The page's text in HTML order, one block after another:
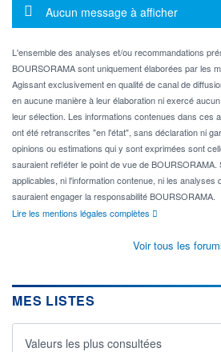
Message d'information
Aucun message à afficher
L'ensemble des analyses et/ou recommandations
BOURSORAMA sont uniquement élaborées par les
Agissant exclusivement en qualité de canal de
en aucune manière à leur élaboration ni exercé
leur sélection. Les informations contenues dans ces
ont été retranscrites "en l'état", sans déclaration ni
opinions ou estimations qui y sont exprimées sont
sauraient refléter le point de vue de
applicables, ni l'information contenue, ni les analyses
sauraient engager la responsabilité BOURSORAMA.
Lire les mentions légales complètes
Voir tous les
MES LISTES
Valeurs les plus consultées